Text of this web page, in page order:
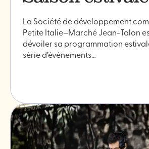
La Société de développement
Petite Italie–Marché Jean-Talon
dévoiler sa programmation
série d’événements…